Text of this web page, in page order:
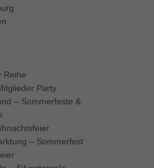
Reihe
Party
– Sommerfeste &
– Sommerfest